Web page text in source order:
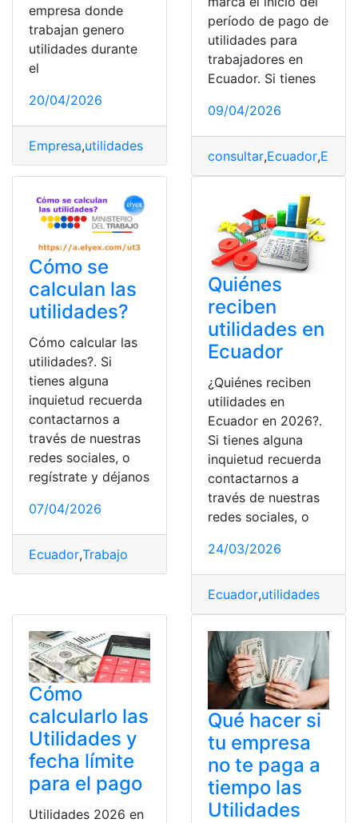
empresa donde
trabajan genero
utilidades durante
el
20/04/2026
Empresa,utilidades
período de pago de
utilidades para
trabajadores en
Ecuador. Si tienes
09/04/2026
consultar,Ecuador,
Cómo se
calculan las
utilidades?
Cómo calcular las
utilidades?. Si
tienes alguna
inquietud recuerda
contactarnos a
través de nuestras
redes sociales, o
regístrate y déjanos
07/04/2026
Ecuador,Trabajo
Quiénes
reciben
utilidades en
Ecuador
¿Quiénes reciben
utilidades en
Ecuador en 2026?.
Si tienes alguna
inquietud recuerda
contactarnos a
través de nuestras
redes sociales, o
24/03/2026
Ecuador,utilidades
Cómo
calcularlo las
Utilidades y
fecha límite
para el pago
Utilidades 2026 en
Qué hacer si
tu empresa
no te paga a
tiempo las
Utilidades